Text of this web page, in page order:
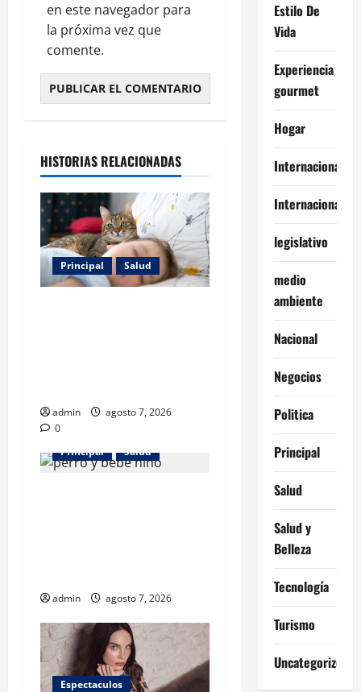
en este navegador para
la próxima vez que
comente.
HISTORIAS RELACIONADAS
Principal Salud
admin
agosto 7, 2026
0
Principal
Salud
admin agosto 7, 2026
Espectaculos
Estilo De
Vida
Experiencia
gourmet
Hogar
Internacional
Internacionales
legislativo
medio
ambiente
Nacional
Negocios
Politica
Principal
Salud
Salud y
Belleza
Tecnología
Turismo
Uncategorized